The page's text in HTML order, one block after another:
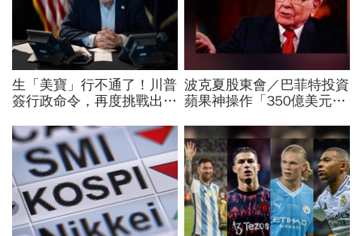
生「美寶」行不通了！川普
簽行政命令，再度挑戰出生
允許花錢買進美國的資格
波克夏股東會／巴菲特投資
蘋果神操作「350億美元滾
接受股東掌聲